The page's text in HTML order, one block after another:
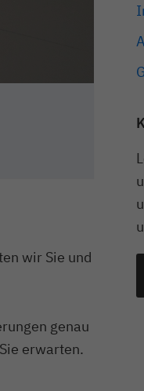
wir Sie und
genau
erwarten.